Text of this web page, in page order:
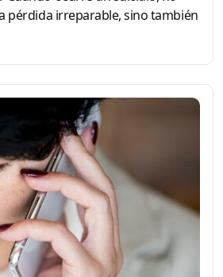
pérdida irreparable, sino también